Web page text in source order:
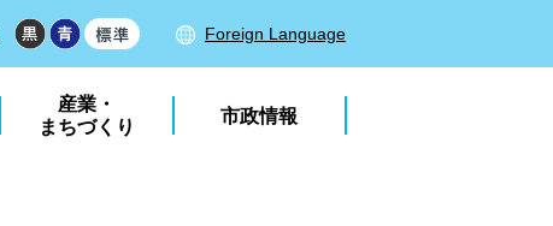
Foreign Language
産業・
まちづくり
市政情報